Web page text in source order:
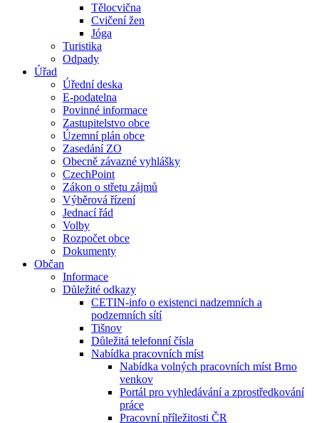
Tělocvična
Cvičení žen
Jóga
Turistika
Odpady
Úřad
Úřední deska
E-podatelna
Povinné informace
Zastupitelstvo obce
Územní plán obce
Zasedání ZO
Obecně závazné vyhlášky
CzechPoint
Zákon o střetu zájmů
Výběrová řízení
Jednací řád
Volby
Rozpočet obce
Dokumenty
Občan
Informace
Důležité odkazy
CETIN-info o existenci nadzemních a
podzemních sítí
Tišnov
Důležitá telefonní čísla
Nabídka pracovních míst
Nabídka volných pracovních míst Brno
venkov
Portál pro vyhledávání a zprostředkování
práce
Pracovní příležitosti ČR